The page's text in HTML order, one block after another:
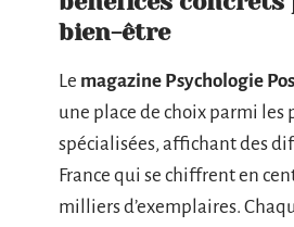
bien-être
Le magazine Psychologie
une place de choix parmi les
spécialisées, affichant des
France qui se chiffrent en
milliers d’exemplaires.